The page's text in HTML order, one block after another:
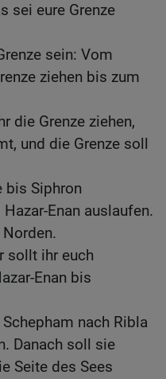
sei eure Grenze
sein: Vom
ziehen bis zum
die Grenze ziehen,
und die Grenze soll
bis Siphron
Enan auslaufen.
sollt ihr euch
Enan bis
nach Ribla
Danach soll sie
Seite des Sees